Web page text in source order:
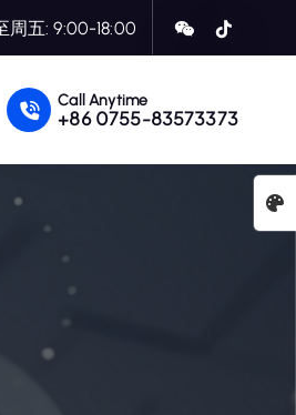
周五: 9:00-18:00
Call Anytime
+86 0755-83573373